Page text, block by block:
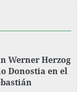
Werner Herzog
Donostia en el